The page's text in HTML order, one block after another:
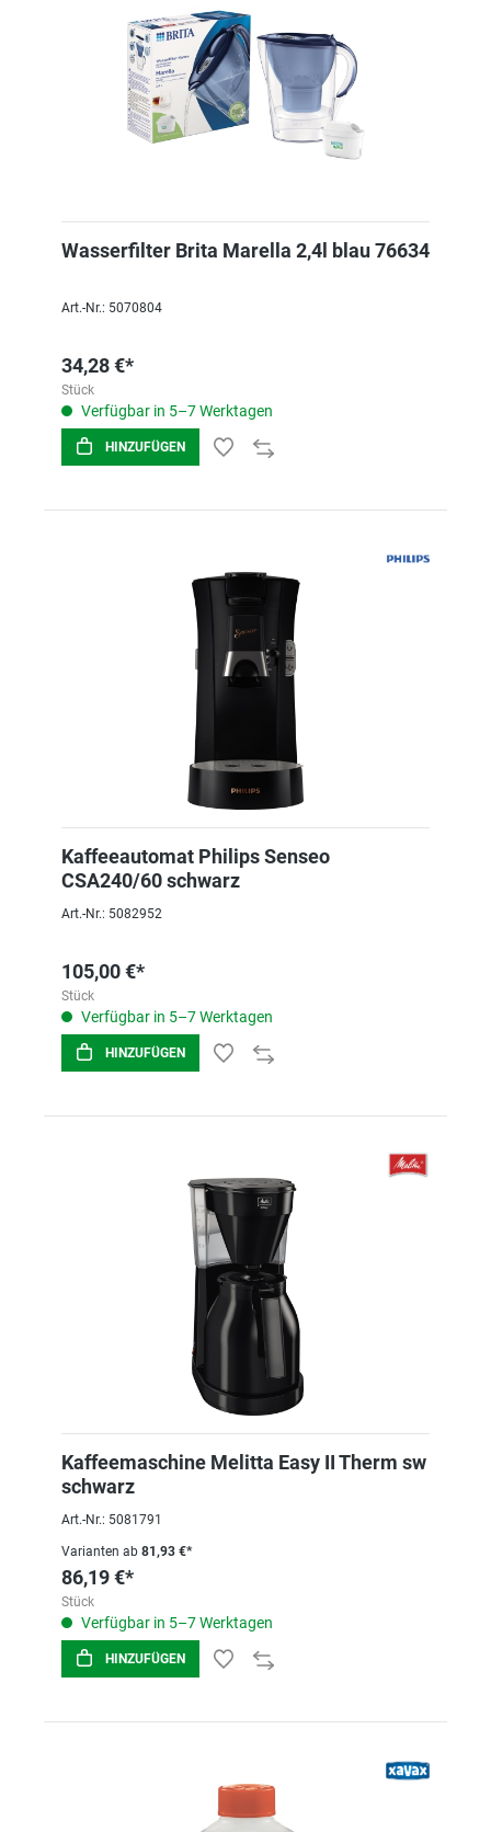
Wasserfilter Brita Marella 2,4l blau 76634
Art.-Nr.: 5070804
34,28 €*
Stück
Verfügbar in 5–7 Werktagen
HINZUFÜGEN
Kaffeeautomat Philips Senseo
CSA240/60 schwarz
Art.-Nr.: 5082952
105,00 €*
Stück
Verfügbar in 5–7 Werktagen
HINZUFÜGEN
Kaffeemaschine Melitta Easy II Therm sw
schwarz
Art.-Nr.: 5081791
Varianten ab 81,93 €*
86,19 €*
Stück
Verfügbar in 5–7 Werktagen
HINZUFÜGEN